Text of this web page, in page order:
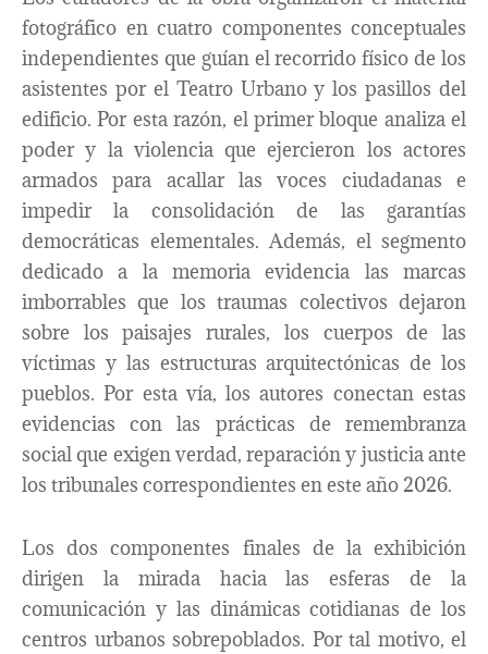
fotográfico en cuatro componentes conceptuales
independientes que guían el recorrido físico de los
asistentes por el Teatro Urbano y los pasillos del
edificio. Por esta razón, el primer bloque analiza el
poder y la violencia que ejercieron los actores
armados para acallar las voces ciudadanas e
impedir la consolidación de las garantías
democráticas elementales. Además, el segmento
dedicado a la memoria evidencia las marcas
imborrables que los traumas colectivos dejaron
sobre los paisajes rurales, los cuerpos de las
víctimas y las estructuras arquitectónicas de los
pueblos. Por esta vía, los autores conectan estas
evidencias con las prácticas de remembranza
social que exigen verdad, reparación y justicia ante
los tribunales correspondientes en este año 2026.
Los dos componentes finales de la exhibición
dirigen la mirada hacia las esferas de la
comunicación y las dinámicas cotidianas de los
centros urbanos sobrepoblados. Por tal motivo, el